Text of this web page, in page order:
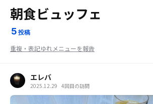
朝食ビュッフェ
5 投稿
重複・表記ゆれメニューを報告
エレバ
2025.12.29 4回目の訪問